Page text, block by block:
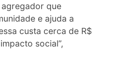
que
e ajuda a
custa cerca de R$
social”,